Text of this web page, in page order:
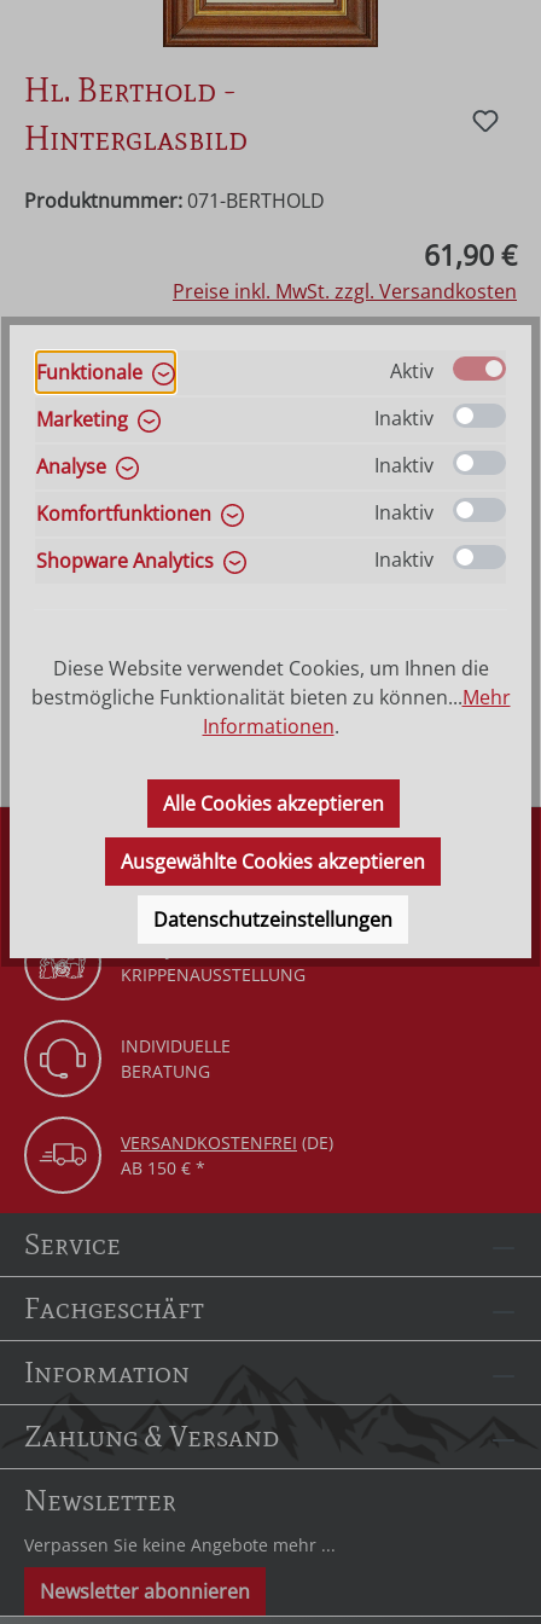
Hl. Berthold -
Hinterglasbild
Produktnummer: 071-BERTHOLD
61,90 €
Preise inkl. MwSt. zzgl. Versandkosten
Vorraussichtlich lieferbar ab 21. August 2026
Produkt Anzahl: Gib den gewünschten
VERSANDKOSTENFREI (DE) AB 150,-*
Namenspatron mit Heiligenname, Hinterglasmalerei
Rahmen aus Echtholz &nd…Mehr
DÜRR KRIPPEN
SEIT 1977
GANZJÄHRIGE
KRIPPENAUSSTELLUNG
INDIVIDUELLE
BERATUNG
VERSANDKOSTENFREI (DE)
AB 150 € *
Service
Fachgeschäft
Information
Zahlung & Versand
Newsletter
Verpassen Sie keine Angebote mehr ...
Newsletter abonnieren
Funktionale
Aktiv
Marketing
Inaktiv
Analyse
Inaktiv
Komfortfunktionen
Inaktiv
Shopware Analytics
Inaktiv
Diese Website verwendet Cookies, um Ihnen die
bestmögliche Funktionalität bieten zu können...Mehr
Informationen.
Alle Cookies akzeptieren
Ausgewählte Cookies akzeptieren
Datenschutzeinstellungen